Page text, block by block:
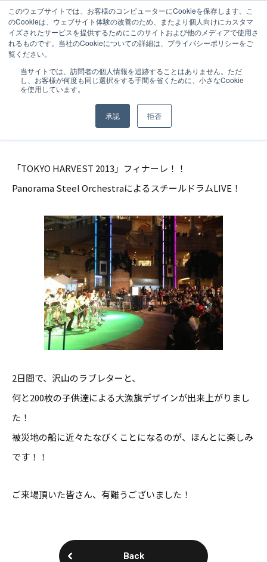
このウェブサイトでは、お客様のコンピューターにCookieを保存します。こ
のCookieは、ウェブサイト体験の改善のため、またより個人向けにカスタマ
イズされたサービスを提供するためにこのサイトおよび他のメディアで使用さ
れるものです。当社のCookieについての詳細は、プライバシーポリシーをご
覧ください。
当サイトでは、訪問者の個人情報を追跡することはありません。ただ
し、お客様が何度も同じ選択をする手間を省くために、小さなCookie
を使用しています。
承認 拒否
【CEOブログ】「TOKYO HARVEST
2013」フィナーレ！！
「TOKYO HARVEST 2013」フィナーレ！！
Panorama Steel OrchestraによるスチールドラムLIVE！
2日間で、沢山のラブレターと、
何と200枚の子供達による大漁旗デザインが出来上がりまし
た！
被災地の船に近々たなびくことになるのが、ほんとに楽しみ
です！！
ご来場頂いた皆さん、有難うございました！
Back